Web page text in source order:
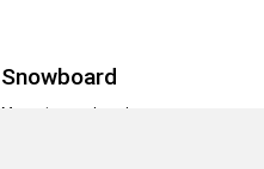
Snowboard
Magazin snowboard